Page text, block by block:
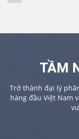
TẦM
Trở thành đại lý
hàng đầu Việt Nam